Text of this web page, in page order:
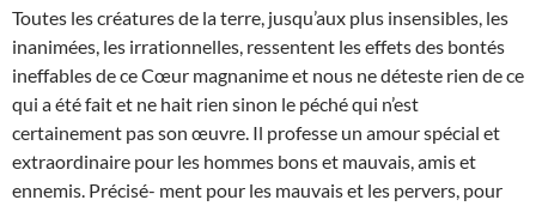
Toutes les créatures de la terre, jusqu’aux plus insensibles, les
inanimées, les irrationnelles, ressentent les effets des bontés
ineffables de ce Cœur magnanime et nous ne déteste rien de ce
qui a été fait et ne hait rien sinon le péché qui n’est
certainement pas son œuvre. Il professe un amour spécial et
extraordinaire pour les hommes bons et mauvais, amis et
ennemis. Précisé- ment pour les mauvais et les pervers, pour